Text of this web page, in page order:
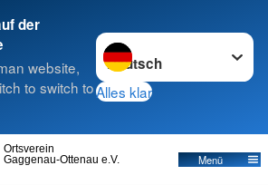
der
website,
to switch to
Sprache wechseln zu
Alles klar
Gaggenau-Ottenau e.V.
Ortsverein
Menü